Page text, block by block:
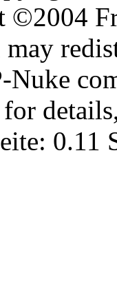
©2004
may
Nuke
for
0.11